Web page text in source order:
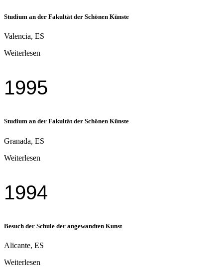
Studium an der Fakultät der Schönen Künste
Valencia, ES
Weiterlesen
1995
Studium an der Fakultät der Schönen Künste
Granada, ES
Weiterlesen
1994
Besuch der Schule der angewandten Kunst
Alicante, ES
Weiterlesen